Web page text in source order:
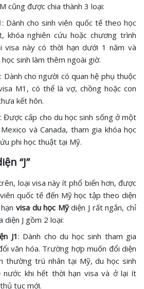
cũng được chia thành 3 loại:
: Dành cho sinh viên quốc tế theo học
khóa nghiên cứu hoặc chương trình
visa này có thời hạn dưới 1 năm và
sinh làm thêm ngoài giờ.
: Dành cho người có quan hệ phụ thuộc
M1, có thể là vợ, chồng hoặc con
kết hôn.
: Được cấp cho du học sinh sống ở một
và Canada, tham gia khóa học
phi học thuật tại Mỹ.
“J”
loại visa này ít phổ biến hơn, được
quốc tế đến Mỹ học tập theo diện
visa du học Mỹdiện J rất ngắn, chỉ
diện J gồm 2 loại:
J1: Dành cho du học sinh tham gia
văn hóa. Trường hợp muốn đổi diện
thường trú nhân tại Mỹ, du học sinh
nước khi hết thời hạn visa và ở lại ít
tục mới.